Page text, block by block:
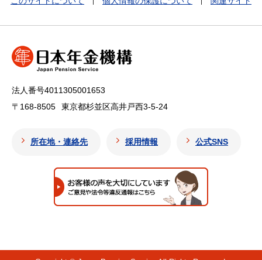
法人番号4011305001653
〒168-8505
東京都杉並区高井戸西3-5-24
所在地・連絡先 採用情報 公式SNS